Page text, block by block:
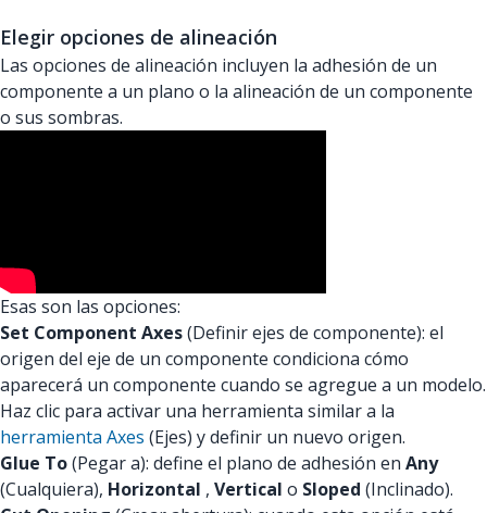
Elegir opciones de alineación
Las opciones de alineación incluyen la adhesión de un
componente a un plano o la alineación de un componente
o sus sombras.
Esas son las opciones:
Set Component Axes(Definir ejes de componente): el
origen del eje de un componente condiciona cómo
aparecerá un componente cuando se agregue a un modelo.
Haz clic para activar una herramienta similar a la
herramienta Axes (Ejes) y definir un nuevo origen.
Glue To(Pegar a): define el plano de adhesión en Any
(Cualquiera), Horizontal , Vertical o Sloped (Inclinado).